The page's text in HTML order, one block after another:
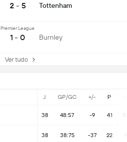
J GP/GC +/- P
38 48:57 -9 41
38 38:75 -37 22
2 - 5 Tottenham
Premier League
1 - 0 Burnley
Ver tudo